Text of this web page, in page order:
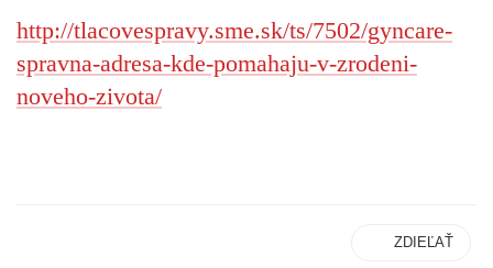
http://tlacovespravy.sme.sk/ts/7502/gyncare-
spravna-adresa-kde-pomahaju-v-zrodeni-
noveho-zivota/
ZDIEĽAŤ